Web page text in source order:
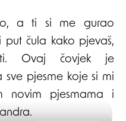
a ti si me gurao
put čula kako pjevaš,
Ovaj čovjek je
sve pjesme koje si mi
novim pjesmama i